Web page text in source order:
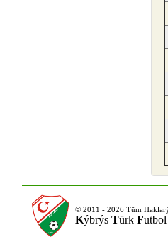
© 2011 - 2026 Tüm
Kýbrýs Türk Futbol